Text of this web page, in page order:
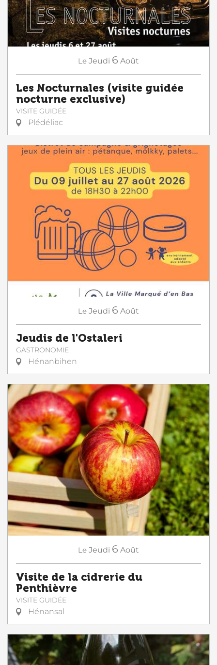
Le Jeudi 6 Août
Les Nocturnales (visite guidée
nocturne exclusive)
VISITE GUIDÉE
Plédéliac
Le Jeudi 6 Août
Jeudis de l'Ostaleri
GASTRONOMIE
Hénanbihen
Le Jeudi 6 Août
Visite de la cidrerie du
Penthièvre
VISITE GUIDÉE
Hénansal